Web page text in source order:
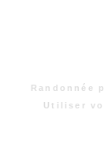
Randonnée
Utiliser